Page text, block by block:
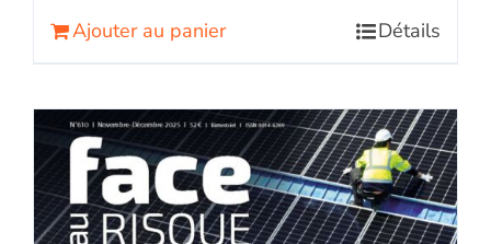
Ajouter au panier Détails